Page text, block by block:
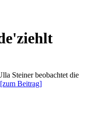
Steiner beobachtet die
[zum Beitrag]